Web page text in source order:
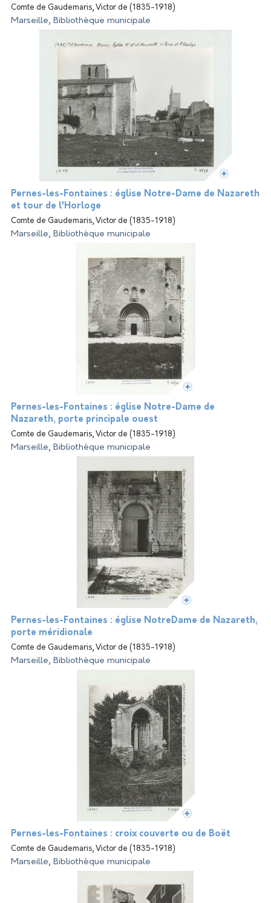
Comte de Gaudemaris, Victor de (1835-1918)
Marseille, Bibliothèque municipale
Pernes-les-Fontaines : église Notre-Dame de Nazareth
et tour de l'Horloge
Comte de Gaudemaris, Victor de (1835-1918)
Marseille, Bibliothèque municipale
Pernes-les-Fontaines : église Notre-Dame de
Nazareth, porte principale ouest
Comte de Gaudemaris, Victor de (1835-1918)
Marseille, Bibliothèque municipale
Pernes-les-Fontaines : église NotreDame de Nazareth,
porte méridionale
Comte de Gaudemaris, Victor de (1835-1918)
Marseille, Bibliothèque municipale
Pernes-les-Fontaines : croix couverte ou de Boët
Comte de Gaudemaris, Victor de (1835-1918)
Marseille, Bibliothèque municipale